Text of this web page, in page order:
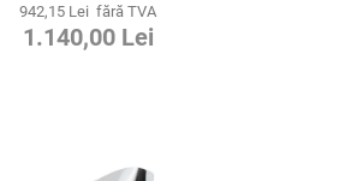
942,15 Lei fără TVA
1.140,00 Lei